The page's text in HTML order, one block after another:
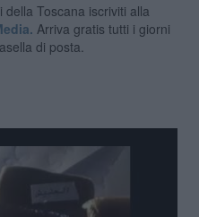
Toscana iscriviti alla
Arriva gratis tutti i giorni
di posta.